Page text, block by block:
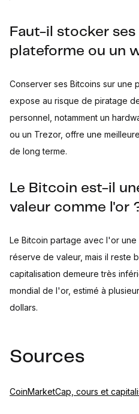
Faut-il stocker
plateforme ou un
Conserver ses Bitcoins sur une
expose au risque de piratage
personnel, notamment un
ou un Trezor, offre une
de long terme.
Le Bitcoin est-il
valeur comme l'or
Le Bitcoin partage avec l'or
réserve de valeur, mais il reste
capitalisation demeure très
mondial de l'or, estimé à
dollars.
Sources
CoinMarketCap, cours et